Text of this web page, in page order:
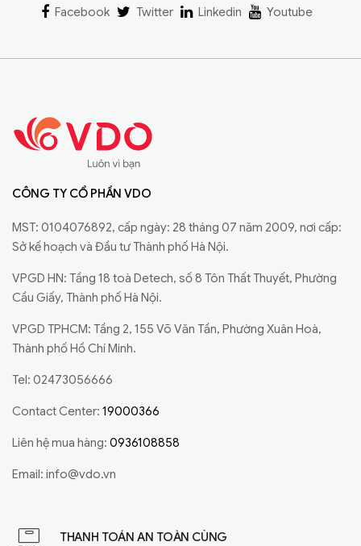
Facebook Twitter Linkedin Youtube
CÔNG TY CỔ PHẦN VDO
MST: 0104076892, cấp ngày: 28 tháng 07 năm 2009, nơi cấp:
Sở kế hoạch và Đầu tư Thành phố Hà Nội.
VPGD HN: Tầng 18 toà Detech, số 8 Tôn Thất Thuyết, Phường
Cầu Giấy, Thành phố Hà Nội.
VPGD TPHCM: Tầng 2, 155 Võ Văn Tần, Phường Xuân Hoà,
Thành phố Hồ Chí Minh.
Tel: 02473056666
Contact Center: 19000366
Liên hệ mua hàng: 0936108858
Email: info@vdo.vn
THANH TOÁN AN TOÀN CÙNG